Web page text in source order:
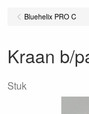
Bluehelix PRO C
Kraan b/
Stuk